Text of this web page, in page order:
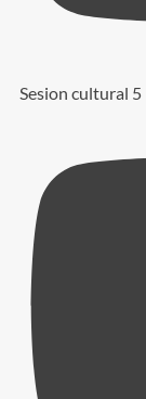
Sesion cultural 5